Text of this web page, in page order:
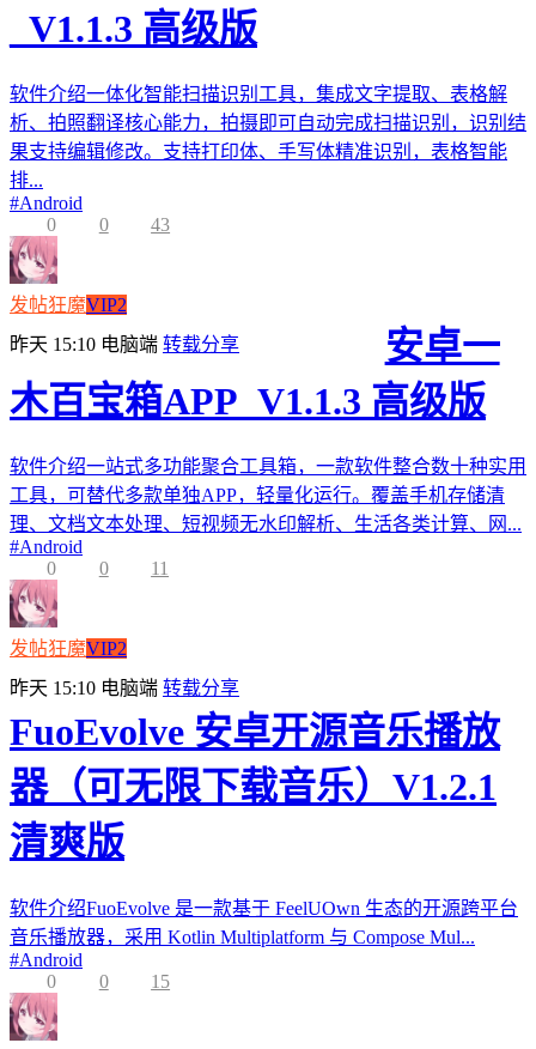
_V1.1.3 高级版
软件介绍一体化智能扫描识别工具，集成文字提取、表格解
析、拍照翻译核心能力，拍摄即可自动完成扫描识别，识别结
果支持编辑修改。支持打印体、手写体精准识别，表格智能
排...
#Android
0
0 43
发帖狂魔VIP2
昨天 15:10 电脑端 转载分享
安卓一
木百宝箱APP_V1.1.3 高级版
软件介绍一站式多功能聚合工具箱，一款软件整合数十种实用
工具，可替代多款单独APP，轻量化运行。覆盖手机存储清
理、文档文本处理、短视频无水印解析、生活各类计算、网...
#Android
0
0 11
发帖狂魔VIP2
昨天 15:10 电脑端 转载分享
FuoEvolve 安卓开源音乐播放
器（可无限下载音乐）V1.2.1
清爽版
软件介绍FuoEvolve 是一款基于 FeelUOwn 生态的开源跨平台
音乐播放器，采用 Kotlin Multiplatform 与 Compose Mul...
#Android
0
0 15